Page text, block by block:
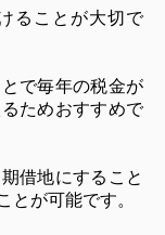
ることが大切で
で毎年の税金が
ためおすすめで
借地にすること
とが可能です。